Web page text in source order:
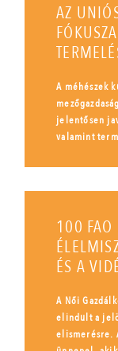
AZ
A méhészek
jelentősen
valamint
100 FAO
ÉS A
A Női
elindult a
elismerésre.